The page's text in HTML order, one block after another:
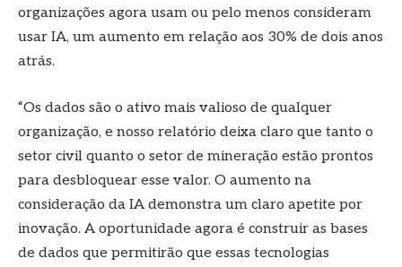
organizações agora usam ou pelo menos consideram
usar IA, um aumento em relação aos 30% de dois anos
atrás.
“Os dados são o ativo mais valioso de qualquer
organização, e nosso relatório deixa claro que tanto o
setor civil quanto o setor de mineração estão prontos
para desbloquear esse valor. O aumento na
consideração da IA ​​demonstra um claro apetite por
inovação. A oportunidade agora é construir as bases
de dados que permitirão que essas tecnologias